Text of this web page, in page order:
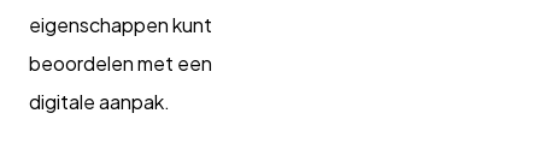
eigenschappen kunt
beoordelen met een
digitale aanpak.